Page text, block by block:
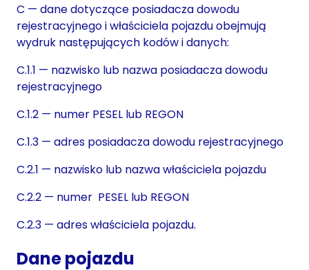
C — dane dotyczące posiadacza dowodu
rejestracyjnego i właściciela pojazdu obejmują
wydruk następujących kodów i danych:
C.1.1 — nazwisko lub nazwa posiadacza dowodu
rejestracyjnego
C.1.2 — numer PESEL lub REGON
C.1.3 — adres posiadacza dowodu rejestracyjnego
C.2.1 — nazwisko lub nazwa właściciela pojazdu
C.2.2 — numer PESEL lub REGON
C.2.3 — adres właściciela pojazdu.
Dane pojazdu